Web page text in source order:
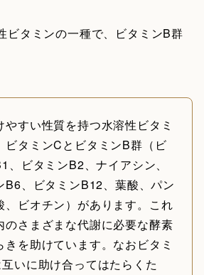
ビタミンの一種で、ビタミンB群
やすい性質を持つ水溶性ビタミ
ビタミンCとビタミンB群（ビ
、ビタミンB2、ナイアシン、
B6、ビタミンB12、葉酸、パン
、ビオチン）があります。これ
のさまざまな代謝に必要な酵素
きを助けています。なおビタミ
いに助け合ってはたらくた